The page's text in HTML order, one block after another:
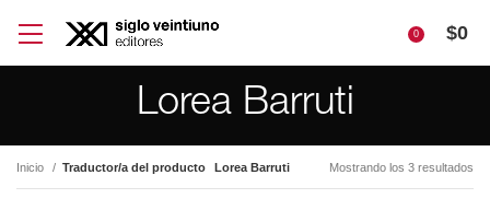
0 $0
Lorea Barruti
Inicio Traductor/a del producto Lorea Barruti Mostrando los 3 resultados